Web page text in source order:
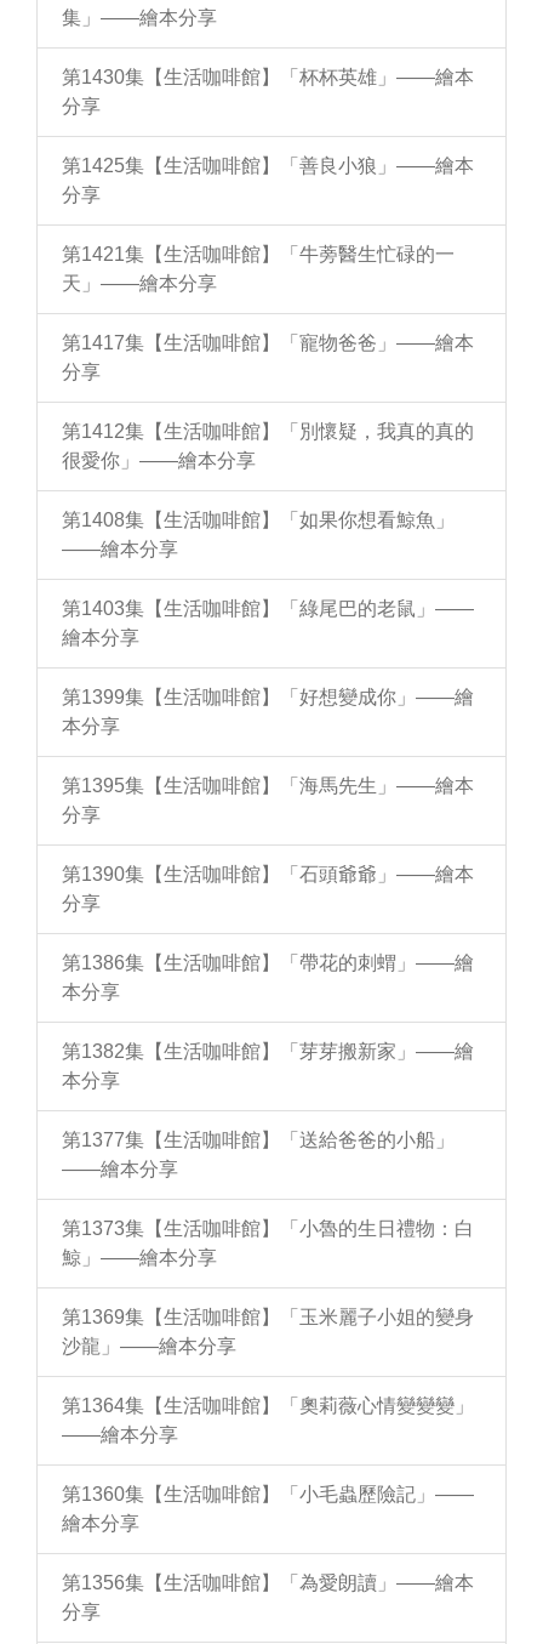
集」——繪本分享
第1430集【生活咖啡館】「杯杯英雄」——繪本
分享
第1425集【生活咖啡館】「善良小狼」——繪本
分享
第1421集【生活咖啡館】「牛蒡醫生忙碌的一
天」——繪本分享
第1417集【生活咖啡館】「寵物爸爸」——繪本
分享
第1412集【生活咖啡館】「別懷疑，我真的真的
很愛你」——繪本分享
第1408集【生活咖啡館】「如果你想看鯨魚」
——繪本分享
第1403集【生活咖啡館】「綠尾巴的老鼠」——
繪本分享
第1399集【生活咖啡館】「好想變成你」——繪
本分享
第1395集【生活咖啡館】「海馬先生」——繪本
分享
第1390集【生活咖啡館】「石頭爺爺」——繪本
分享
第1386集【生活咖啡館】「帶花的刺蝟」——繪
本分享
第1382集【生活咖啡館】「芽芽搬新家」——繪
本分享
第1377集【生活咖啡館】「送給爸爸的小船」
——繪本分享
第1373集【生活咖啡館】「小魯的生日禮物：白
鯨」——繪本分享
第1369集【生活咖啡館】「玉米麗子小姐的變身
沙龍」——繪本分享
第1364集【生活咖啡館】「奧莉薇心情變變變」
——繪本分享
第1360集【生活咖啡館】「小毛蟲歷險記」——
繪本分享
第1356集【生活咖啡館】「為愛朗讀」——繪本
分享